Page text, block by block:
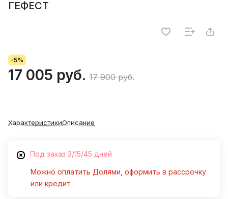
ГЕФЕСТ
-5%
17 005 руб. 17 900 руб.
ХарактеристикиОписание
Под заказ 3/15/45 дней
Можно оплатить Долями, оформить в рассрочку
или кредит